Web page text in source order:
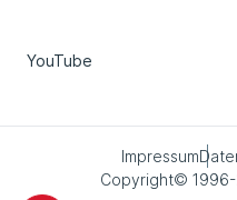
YouTube
Impressum
Copyright©